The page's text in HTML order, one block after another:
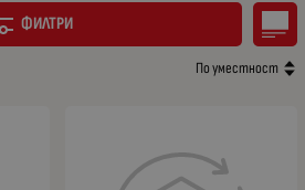
ФИЛТРИ
По уместност